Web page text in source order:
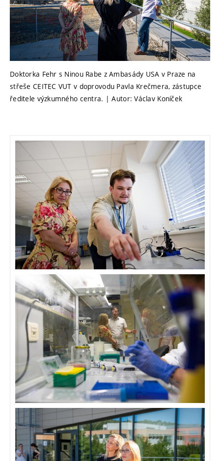
Doktorka Fehr s Ninou Rabe z Ambasády USA v Praze na
střeše CEITEC VUT v doprovodu Pavla Krečmera, zástupce
ředitele výzkumného centra. | Autor: Václav Koníček